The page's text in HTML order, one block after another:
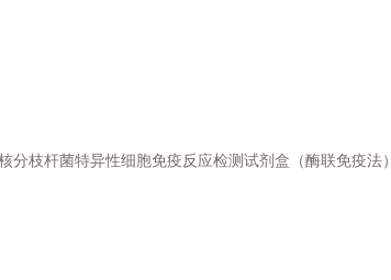
分枝杆菌特异性细胞免疫反应检测试剂盒（酶联免疫法）